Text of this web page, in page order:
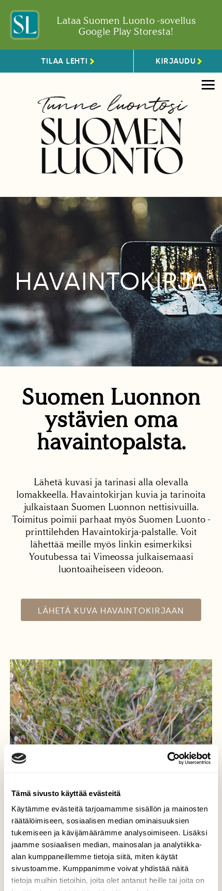
Tämä sivusto käyttää evästeitä
Käytämme evästeitä tarjoamamme sisällön ja mainosten
räätälöimiseen, sosiaalisen median ominaisuuksien
tukemiseen ja kävijämäärämme analysoimiseen. Lisäksi
jaamme sosiaalisen median, mainosalan ja analytiikka-
alan kumppaneillemme tietoja siitä, miten käytät
sivustoamme. Kumppanimme voivat yhdistää näitä
tietoja muihin tietoihin, joita olet antanut heille tai joita on
Lataa Suomen Luonto -sovellus
Google Play Storesta!
TILAA LEHTI KIRJAUDU
HAVAINTOKIRJA
Suomen Luonnon
ystävien oma
havaintopalsta.
Lähetä kuvasi ja tarinasi alla olevalla
lomakkeella. Havaintokirjan kuvia ja tarinoita
julkaistaan Suomen Luonnon nettisivuilla.
Toimitus poimii parhaat myös Suomen Luonto -
printtilehden Havaintokirja-palstalle. Voit
lähettää meille myös linkin esimerkiksi
Youtubessa tai Vimeossa julkaisemaasi
luontoaiheiseen videoon.
LÄHETÄ KUVA HAVAINTOKIRJAAN